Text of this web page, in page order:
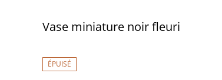
Vase miniature noir fleuri
ÉPUISÉ